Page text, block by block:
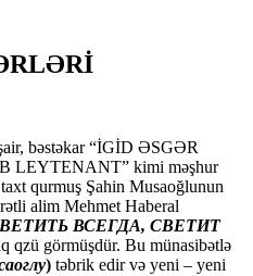
bəstəkar “İGİD ƏSGƏR
kimi məşhur
qurmuş Şahin Musaoğlunun
alim Mehmet Haberal
ВСЕГДА, СВЕТИТ
qzü görmüşdür. Bu münasibətlə
) təbrik edir və yeni – yeni